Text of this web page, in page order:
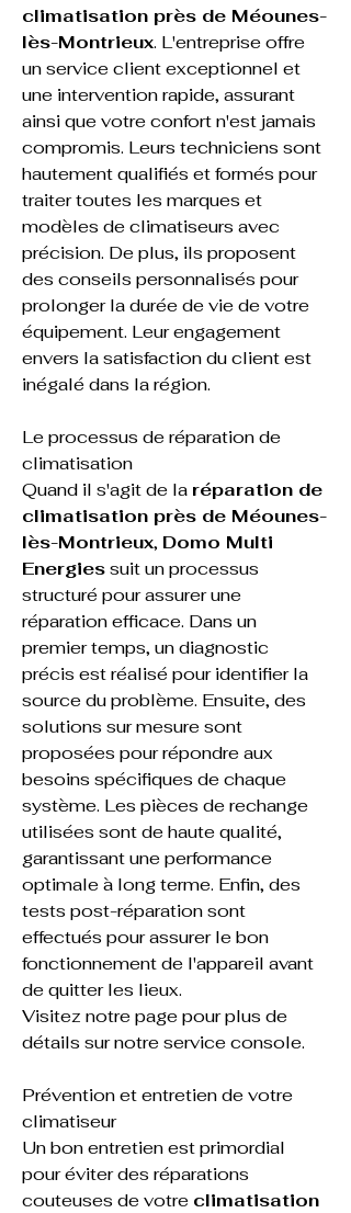
climatisation près de Méounes-
lès-Montrieux. L'entreprise offre
un service client exceptionnel et
une intervention rapide, assurant
ainsi que votre confort n'est jamais
compromis. Leurs techniciens sont
hautement qualifiés et formés pour
traiter toutes les marques et
modèles de climatiseurs avec
précision. De plus, ils proposent
des conseils personnalisés pour
prolonger la durée de vie de votre
équipement. Leur engagement
envers la satisfaction du client est
inégalé dans la région.
Le processus de réparation de
climatisation
Quand il s'agit de la réparation de
climatisation près de Méounes-
lès-Montrieux, Domo Multi
Energies suit un processus
structuré pour assurer une
réparation efficace. Dans un
premier temps, un diagnostic
précis est réalisé pour identifier la
source du problème. Ensuite, des
solutions sur mesure sont
proposées pour répondre aux
besoins spécifiques de chaque
système. Les pièces de rechange
utilisées sont de haute qualité,
garantissant une performance
optimale à long terme. Enfin, des
tests post-réparation sont
effectués pour assurer le bon
fonctionnement de l'appareil avant
de quitter les lieux.
Visitez notre page pour plus de
détails sur notre service console.
Prévention et entretien de votre
climatiseur
Un bon entretien est primordial
pour éviter des réparations
couteuses de votre climatisation